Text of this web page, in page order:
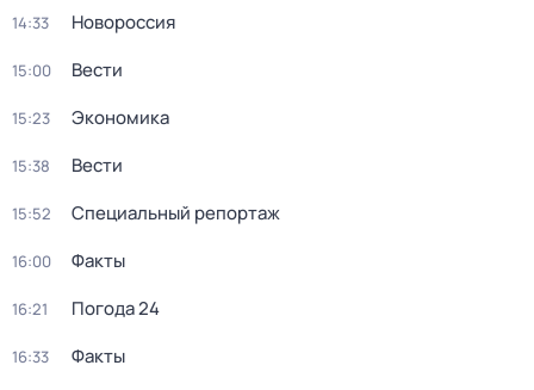
14:33 Новороссия
15:00 Вести
15:23 Экономика
15:38 Вести
15:52 Специальный репортаж
16:00 Факты
16:21 Погода 24
16:33 Факты